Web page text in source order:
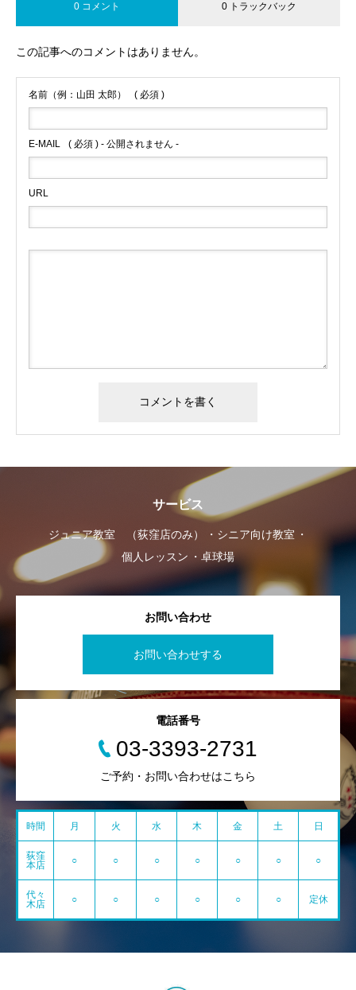
0 コメント 0 トラックバック
この記事へのコメントはありません。
名前（例：山田 太郎） ( 必須 )
E-MAIL ( 必須 ) - 公開されません -
URL
サービス
ジュニア教室 （荻窪店のみ）
シニア向け教室
個人レッスン
卓球場
お問い合わせ
お問い合わせする
電話番号
03-3393-2731
ご予約・お問い合わせはこちら
時間 月 火 水 木 金 土 日
荻窪
本店
○ ○ ○ ○ ○ ○ ○
代々
木店
○ ○ ○ ○ ○ ○ 定休